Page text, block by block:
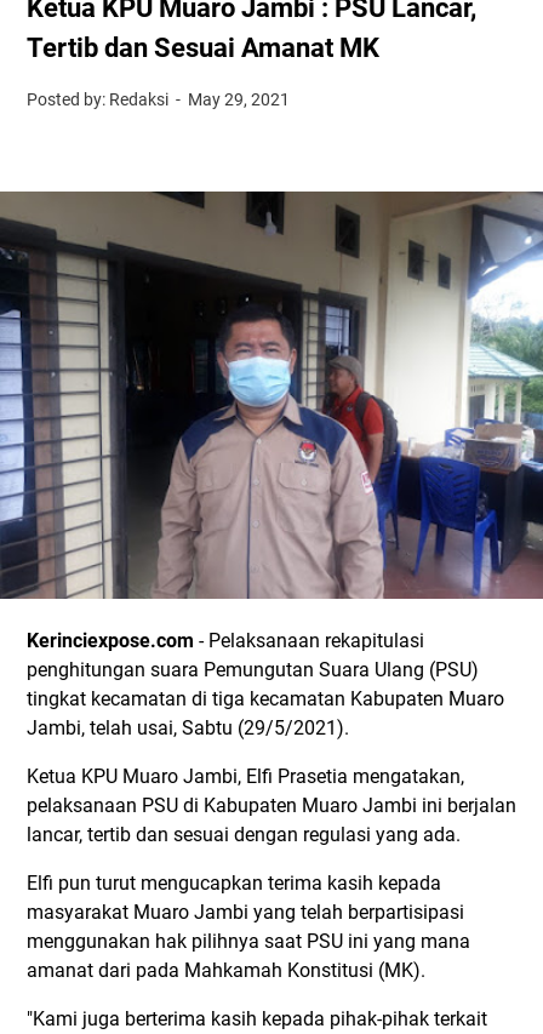
Ketua KPU Muaro Jambi : PSU Lancar,
Tertib dan Sesuai Amanat MK
Posted by: Redaksi May 29, 2021
Kerinciexpose.com - Pelaksanaan rekapitulasi
penghitungan suara Pemungutan Suara Ulang (PSU)
tingkat kecamatan di tiga kecamatan Kabupaten Muaro
Jambi, telah usai, Sabtu (29/5/2021).
Ketua KPU Muaro Jambi, Elfi Prasetia mengatakan,
pelaksanaan PSU di Kabupaten Muaro Jambi ini berjalan
lancar, tertib dan sesuai dengan regulasi yang ada.
Elfi pun turut mengucapkan terima kasih kepada
masyarakat Muaro Jambi yang telah berpartisipasi
menggunakan hak pilihnya saat PSU ini yang mana
amanat dari pada Mahkamah Konstitusi (MK).
"Kami juga berterima kasih kepada pihak-pihak terkait